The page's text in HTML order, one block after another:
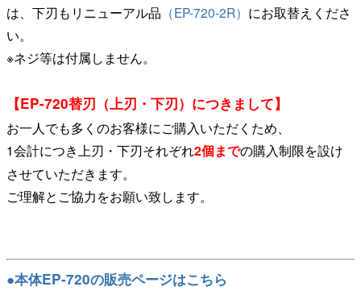
は、下刃もリニューアル品 （EP-720-2R） にお取替えくださ
い。
※ネジ等は付属しません。
【EP-720替刃（上刃・下刃）につきまして】
お一人でも多くのお客様にご購入いただくため、
1会計につき上刃・下刃それぞれ2個までの購入制限を設け
させていただきます。
ご理解とご協力をお願い致します。
●本体EP-720の販売ページはこちら